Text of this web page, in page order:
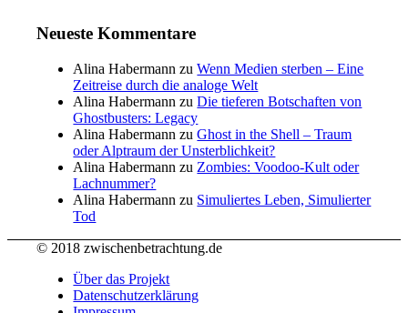
Neueste Kommentare
Alina Habermann zuWenn Medien sterben – Eine
Zeitreise durch die analoge Welt
Alina Habermann zuDie tieferen Botschaften von
Ghostbusters: Legacy
Alina Habermann zuGhost in the Shell – Traum
oder Alptraum der Unsterblichkeit?
Alina Habermann zu Zombies: Voodoo-Kult oder
Lachnummer?
Alina Habermann zu Simuliertes Leben, Simulierter
Tod
© 2018 zwischenbetrachtung.de
Über das Projekt
Datenschutzerklärung